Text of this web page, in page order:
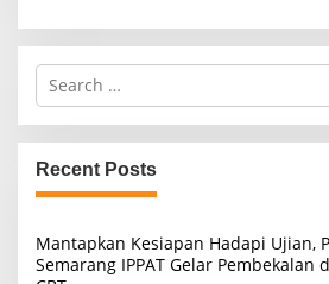
S
r
c
h
f
r
:
Recent Posts
Mantapkan Kesiapan Hadapi Ujian,
Semarang IPPAT Gelar Pembekalan